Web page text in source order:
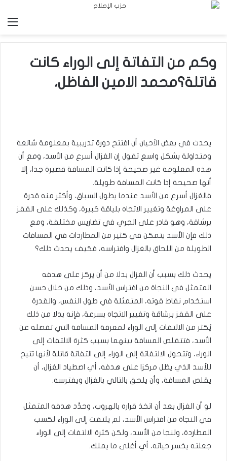
وكم من التفاتة إلى الوراء كانت
قاتلة؟محمد الامين الفاظل،
يحدث في بعض الأحيان أن افتتح دورة تدريبية بمعلومة شائعة
ومتداولة بشكل واسع تقول إن الغزال أسرع من الأسد، ومع أن
هذه المعلومة غير صحيحة إذا كانت المسافة قصيرة جدا، إلا
أنها صحيحة إذا كانت المسافة طويلة.
فالغزال أسرع من الأسد عندما يطول السباق، وأكثر منه قدرة
على المراوغة وتغيير الاتجاه بلياقة كبيرة، وكذلك على القفز
برشاقة، وهو قادر على الجري في تضاريس مختلفة، ومع
ذلك فإن الأسد يتمكن في كثير من المطاردات في المسافات
الطويلة من اللحاق بالغزال وافتراسه، فكيف يحدث ذلك؟
يحدث ذلك بسبب أن الغزال بدلا من أن يركز على هدفه
المتمثل في النجاة من افتراس الأسد، وذلك من خلال حسن
استخدام نقاط قوته، المتمثلة في طول النفس، والقدرة
على القفز برشاقة وتغيير الاتجاه بسرعة، فإنه بدلا من ذلك
يُكثر من الالتفات إلى الوراء لمعرفة المسافة التي تفصله عن
الأسد، فتتقلص المسافة بينهما بسبب كثرة الالتفات إلى
الوراء، وتتحول الالتفاتة إلى الوراء إلى التفاتة قاتلة لأنها تتيح
للأسد الذي يظل مركزا على هدفه، أي اصطياد الغزال، أن
يقلص المسافة، وأن يلحق بالتالي بالغزال ويفترسه.
لو أن الغزال بعد أن اتخذ قراره بالهروب، وحدَّد هدفه المتمثل
في النجاة من افتراس الأسد، لم يلتفت إلى الوراء لكسب
المطاردة، ولنجا من الأسد، ولكن كثرة الالتفات إلى الوراء
جعلته يخسر حياته، أي أغلى ما يملك.